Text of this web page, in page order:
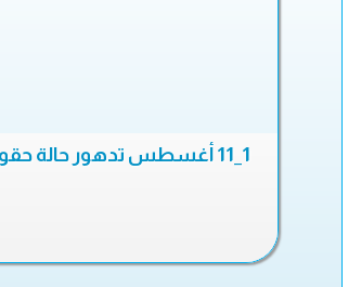
1_11 أغسطس تدهور حالة حقوق الإنسان